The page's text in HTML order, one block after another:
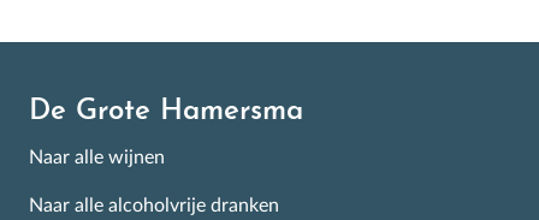
De Grote Hamersma
Naar alle wijnen
Naar alle alcoholvrije dranken